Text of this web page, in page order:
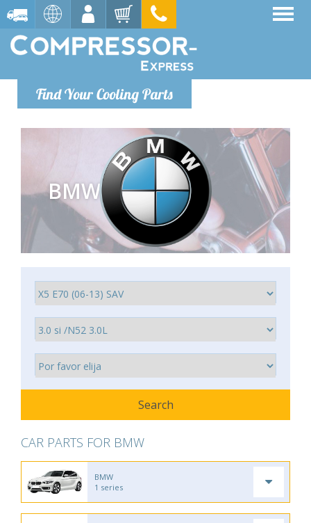
Find Your Cooling Parts
BMW
CAR PARTS FOR BMW
BMW
1 series